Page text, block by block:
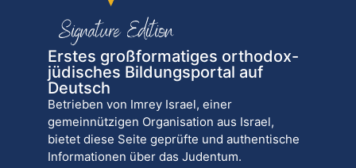
Erstes großformatiges orthodox-
jüdisches Bildungsportal auf
Deutsch
Betrieben von Imrey Israel, einer
gemeinnützigen Organisation aus Israel,
bietet diese Seite geprüfte und authentische
Informationen über das Judentum.